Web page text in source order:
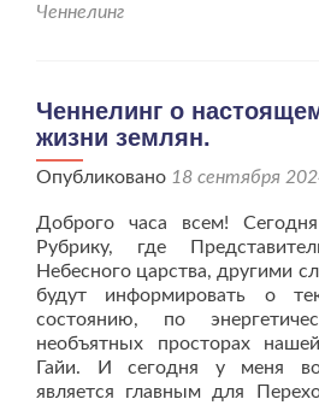
Ченнелинг
Ченнелинг о
жизни землян.
Опубликовано 18 сентября
Доброго часа всем!
Рубрику, где
Небесного царства, другими
будут информировать о
состоянию, по
необъятных просторах
Гайи. И сегодня у меня
является главным для